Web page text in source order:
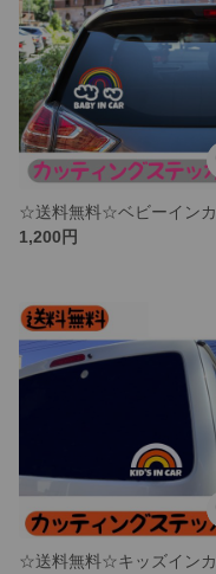
1,200円